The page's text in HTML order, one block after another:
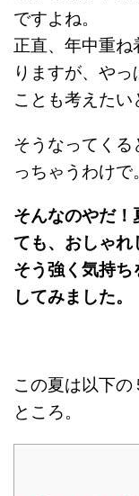
ですよね。
正直、年中重
りますが、や
ことも考えたい
そうなってく
っちゃうわけで。
そんなのやだ
ても、おしゃれ
そう強く気持
してみました。
この夏は以下
ところ。